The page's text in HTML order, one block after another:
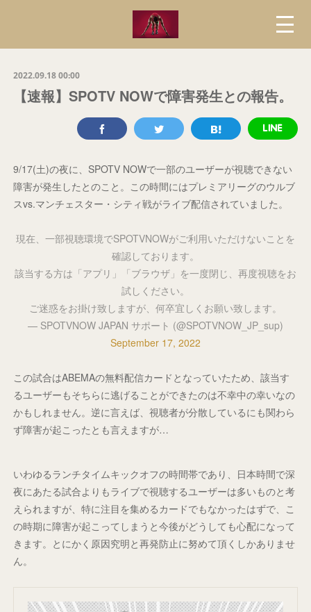
2022.09.18 00:00
【速報】SPOTV NOWで障害発生との報告。
9/17(土)の夜に、SPOTV NOWで一部のユーザーが視聴できない
障害が発生したとのこと。この時間にはプレミアリーグのウルブ
スvs.マンチェスター・シティ戦がライブ配信されていました。
現在、一部視聴環境でSPOTVNOWがご利用いただけないことを
確認しております。
該当する方は「アプリ」「ブラウザ」を一度閉じ、再度視聴をお
試しください。
ご迷惑をお掛け致しますが、何卒宜しくお願い致します。
— SPOTVNOW JAPAN サポート (@SPOTVNOW_JP_sup)
September 17, 2022
この試合はABEMAの無料配信カードとなっていたため、該当す
るユーザーもそちらに逃げることができたのは不幸中の幸いなの
かもしれません。逆に言えば、視聴者が分散しているにも関わら
ず障害が起こったとも言えますが…
いわゆるランチタイムキックオフの時間帯であり、日本時間で深
夜にあたる試合よりもライブで視聴するユーザーは多いものと考
えられますが、特に注目を集めるカードでもなかったはずで、こ
の時期に障害が起こってしまうと今後がどうしても心配になって
きます。とにかく原因究明と再発防止に努めて頂くしかありませ
ん。